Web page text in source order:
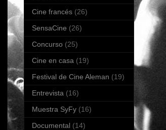
Cine francés (26)
SensaCine (26)
Concurso (25)
Cine en casa (19)
Festival de Cine Aleman (19)
Entrevista (16)
Muestra SyFy (16)
Documental (14)